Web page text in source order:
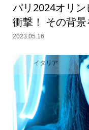
パリ2024オリ
衝撃！ その背景
2023.05.16
イタリア